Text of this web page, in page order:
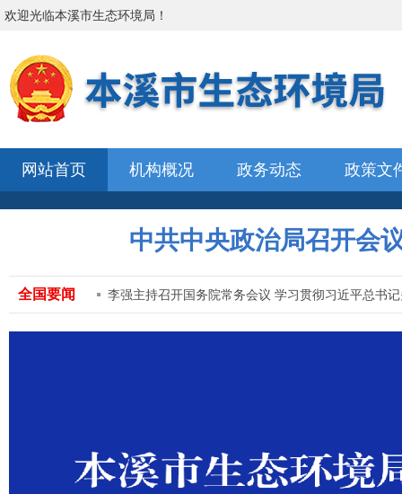
欢迎光临本溪市生态环境局 ！
网站首页 机构概况 政务动态 政策文
中共中央政治局召开会
全国要闻 李强主持召开国务院常务会议 学习贯彻习近平总书